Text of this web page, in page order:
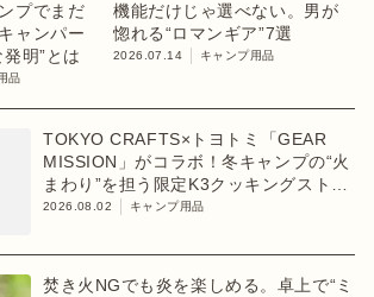
プでまだ
ャンパー
明”とは
品
機能だけじゃ選べない。男が
惚れる“ロマンギア”7選
2026.07.14 キャンプ用品
TOKYO CRAFTS×トヨトミ「GEAR
MISSION」がコラボ！冬キャンプの“火
まわり”を担う限定K3クッキングストー
ブが登場
2026.08.02 キャンプ用品
焚き火NGでも炎を楽しめる。卓上で“ミ